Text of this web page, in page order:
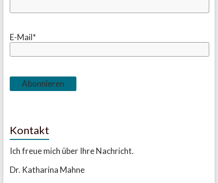
E-Mail*
Kontakt
Ich freue mich über Ihre Nachricht.
Dr. Katharina Mahne